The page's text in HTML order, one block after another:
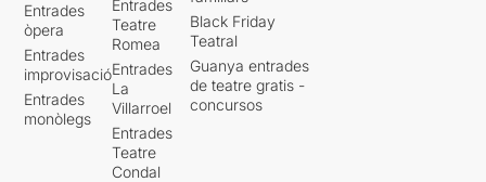
Entrades
òpera
Entrades
improvisació
Entrades
monòlegs
Entrades
Teatre
Romea
Entrades
La
Villarroel
Entrades
Teatre
Condal
Black Friday
Teatral
Guanya entrades
de teatre gratis -
concursos